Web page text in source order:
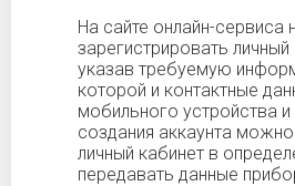
На сайте онлайн-сервиса
зарегистрировать личный
указав требуемую
которой и контактные
мобильного устройства
создания аккаунта
личный кабинет в
передавать данные